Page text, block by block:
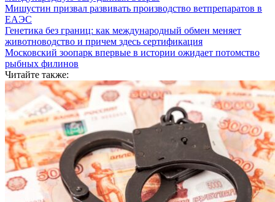
Мишустин призвал развивать производство ветпрепаратов в
ЕАЭС
Генетика без границ: как международный обмен меняет
животноводство и причем здесь сертификация
Московский зоопарк впервые в истории ожидает потомство
рыбных филинов
Читайте также: